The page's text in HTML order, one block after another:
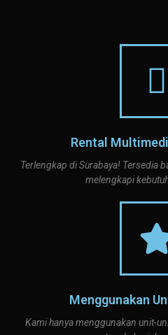
Rental
Terlengkap di Surabaya! Tersedia
melengkapi
Menggunakan
Kami hanya menggunakan unit-